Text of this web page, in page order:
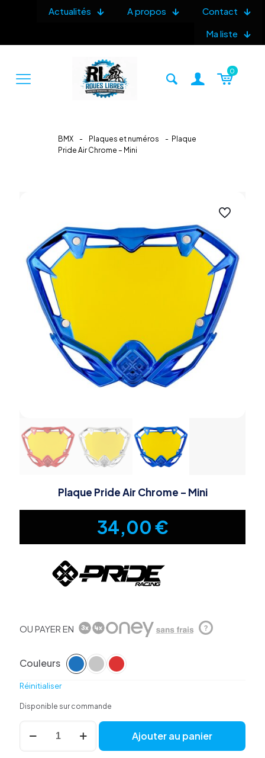
Actualités A propos
Contact
Ma liste
0
BMX - Plaques et numéros - Plaque
Pride Air Chrome – Mini
Plaque Pride Air Chrome – Mini
34,00€
OU PAYER EN ?
Couleurs
Réinitialiser
Disponible sur commande
quantité
Plaque
Ajouter au panier